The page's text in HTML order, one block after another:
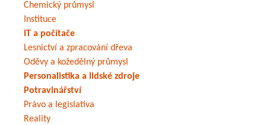
Chemický průmysl
Instituce
IT a počítače
Lesnictví a zpracování dřeva
Oděvy a kožedělný průmysl
Personalistika a lidské zdroje
Potravinářství
Právo a legislativa
Reality